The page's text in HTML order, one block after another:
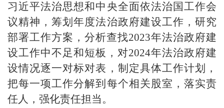
习近平法治思想和中央全面依法治国工作会
议精神，筹划年度法治政府建设工作，研究
部署工作方案 ， 分析查找2023年法治政府建
设工作中不足和短板，对2024年法治政府建
设情况逐一对标对表，制定具体工作计划，
把每一项工作分解到每个相关股室，落实责
任人，强化责任担当。